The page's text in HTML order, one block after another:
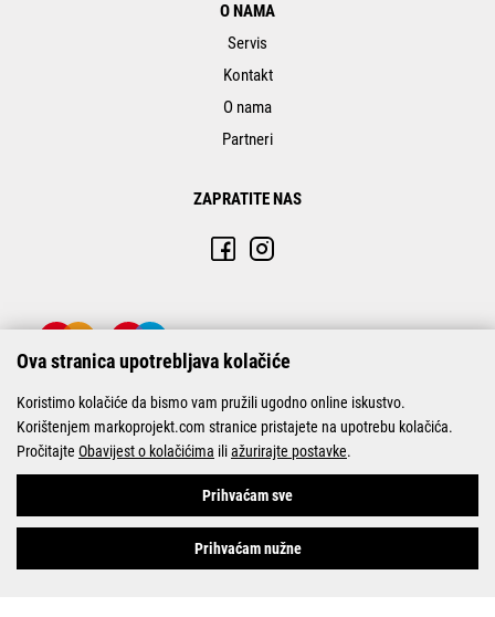
O NAMA
Servis
Kontakt
O nama
Partneri
ZAPRATITE NAS
© Marko-Projekt 2026
Ova stranica upotrebljava kolačiće
Koristimo kolačiće da bismo vam pružili ugodno online iskustvo.
Korištenjem markoprojekt.com stranice pristajete na upotrebu kolačića.
Pročitajte Obavijest o kolačićima iliažurirajte postavke.
Prihvaćam sve
Prihvaćam nužne